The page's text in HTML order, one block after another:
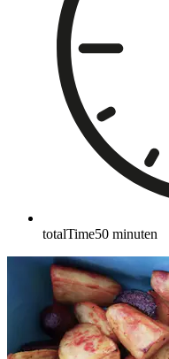
totalTime50 minuten